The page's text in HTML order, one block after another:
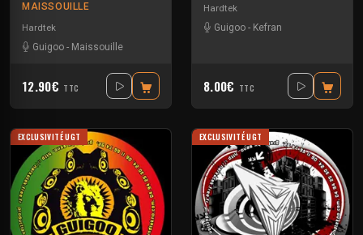
MAISSOUILLE
Hardtek
Guigoo - Maissouille
12.90€ TTC
Hardtek
Guigoo - Kefran
8.00€ TTC
EXCLUSIVITÉ UGT EXCLUSIVITÉ UGT